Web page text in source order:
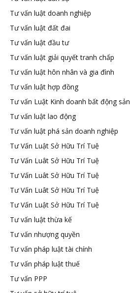
Tư vấn luật doanh nghiệp
Tư vấn luật đất đai
Tư vấn luật đầu tư
Tư vấn luật giải quyết tranh chấp
Tư vấn luật hôn nhân và gia đình
Tư vấn luật hợp đồng
Tư vấn Luật Kinh doanh bất động sản
Tư vấn luật lao động
Tư vấn luật phá sản doanh nghiệp
Tư Vấn Luật Sở Hữu Trí Tuệ
Tư Vấn Luât Sở Hữu Trí Tuệ
Tư Vấn Luât Sở Hữu Trí Tuệ
Tư Vấn Luât Sở Hữu Trí Tuệ
Tư Vấn Luật Sở Hữu Trí Tuệ
Tư vấn luật thừa kế
Tư vấn nhượng quyền
Tư vấn pháp luật tài chính
Tư vấn pháp luật thuế
Tư vấn PPP